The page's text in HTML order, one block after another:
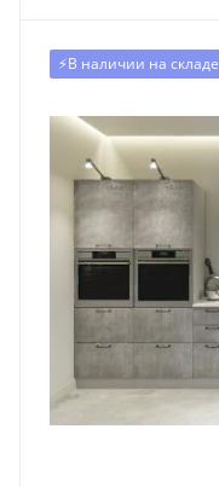
⚡️В наличии на складе